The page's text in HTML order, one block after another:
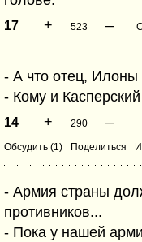
17 + 523 –
- А что отец, Илоны
- Кому и
14 + 290 –
Обсудить (1) Поделиться
- Армия страны
противников...
- Пока у нашей